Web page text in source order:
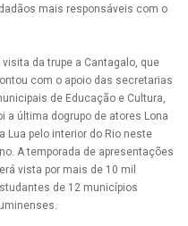
mais responsáveis com o
visita da trupe a Cantagalo, que
com o apoio das secretarias
de Educação e Cultura,
a última dogrupo de atores Lona
Lua pelo interior do Rio neste
A temporada de apresentações
vista por mais de 10 mil
de 12 municípios